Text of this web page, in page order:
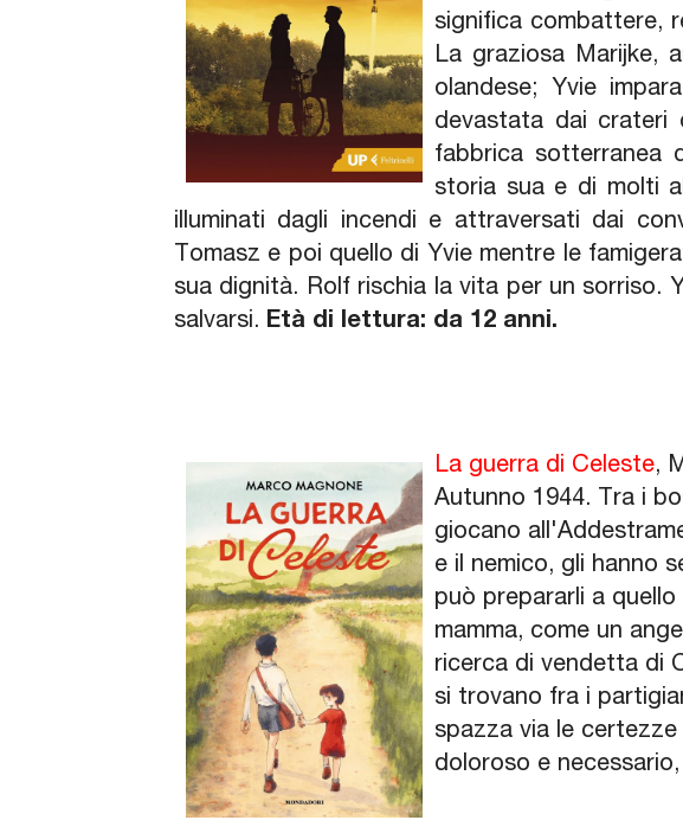
significa combattere,
La graziosa Marijke,
olandese; Yvie
devastata dai crateri
fabbrica sotterranea
storia sua e di molti
illuminati dagli incendi e attraversati dai
Tomasz e poi quello di Yvie mentre le
sua dignità. Rolf rischia la vita per un
salvarsi. Età di lettura: da 12 anni.
La guerra di Celeste,
Autunno 1944. Tra i
giocano
e il nemico, gli hanno
può prepararli a
mamma, come un
ricerca di vendetta di
si trovano fra i
spazza via le
doloroso e